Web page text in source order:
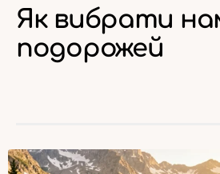
Як вибрати
подорожей